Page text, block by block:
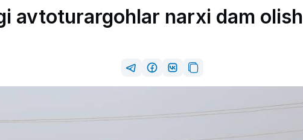
avtoturargohlar narxi dam olish